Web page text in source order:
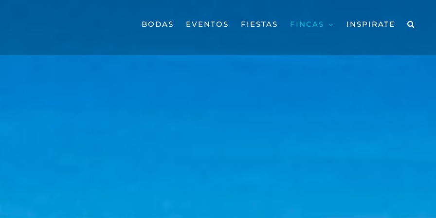
BODAS EVENTOS FIESTAS FINCAS INSPIRATE